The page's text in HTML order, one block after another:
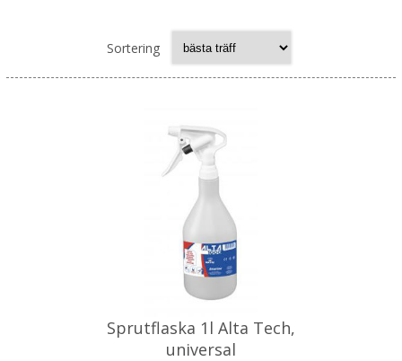
Sortering
Sprutflaska 1l Alta Tech,
universal